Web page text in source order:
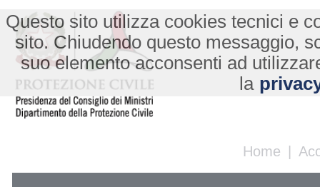
Home |
Questo sito utilizza cookies tecnici e
sito. Chiudendo questo messaggio,
suo elemento acconsenti ad
la